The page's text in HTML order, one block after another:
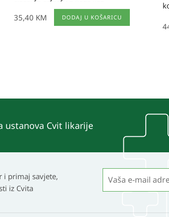
35,40 KM DODAJ U KOŠARICU
ustanova Cvit likarije
i primaj savjete,
iz Cvita